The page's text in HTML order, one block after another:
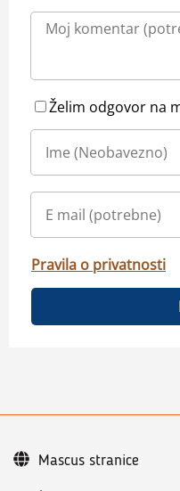
Želim odgovor na
Pravila o privatnosti
Mascus stranice